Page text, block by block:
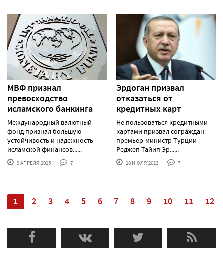
МВФ признал
превосходство
исламского банкинга
Международный валютный
фонд признал большую
устойчивость и надежность
исламской финансов......
9 АПРЕЛЯ'2015 7
Эрдоган призвал
отказаться от
кредитных карт
Не пользоваться кредитными
картами призвал сограждан
премьер-министр Турции
Реджеп Тайип Эр......
18 ИЮЛЯ'2013 7
1 2 3 4 5 6 7 8 9 10 11 12